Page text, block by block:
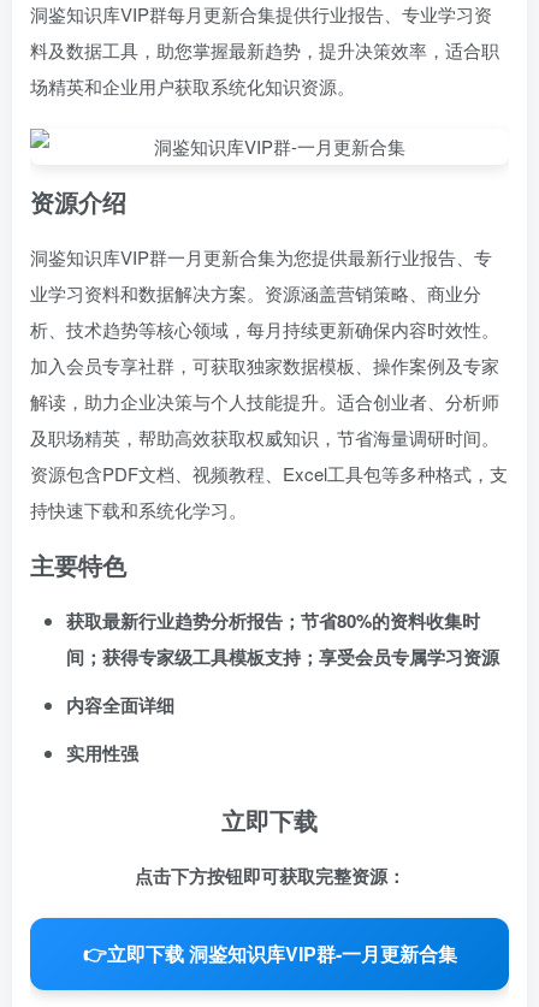
洞鉴知识库VIP群每月更新合集提供行业报告、专业学习资
料及数据工具，助您掌握最新趋势，提升决策效率，适合职
场精英和企业用户获取系统化知识资源。
资源介绍
洞鉴知识库VIP群一月更新合集为您提供最新行业报告、专
业学习资料和数据解决方案。资源涵盖营销策略、商业分
析、技术趋势等核心领域，每月持续更新确保内容时效性。
加入会员专享社群，可获取独家数据模板、操作案例及专家
解读，助力企业决策与个人技能提升。适合创业者、分析师
及职场精英，帮助高效获取权威知识，节省海量调研时间。
资源包含PDF文档、视频教程、Excel工具包等多种格式，支
持快速下载和系统化学习。
主要特色
获取最新行业趋势分析报告；节省80%的资料收集时
间；获得专家级工具模板支持；享受会员专属学习资源
内容全面详细
实用性强
立即下载
点击下方按钮即可获取完整资源：
👉立即下载 洞鉴知识库VIP群-一月更新合集